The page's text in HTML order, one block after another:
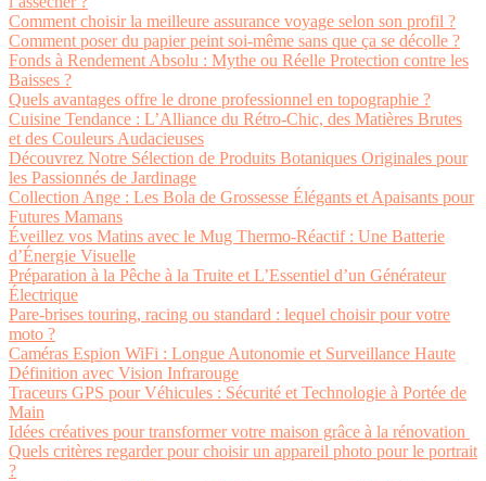
Comment choisir la meilleure assurance voyage selon son profil ?
Comment poser du papier peint soi-même sans que ça se décolle ?
Fonds à Rendement Absolu : Mythe ou Réelle Protection contre les
Baisses ?
Quels avantages offre le drone professionnel en topographie ?
Cuisine Tendance : L’Alliance du Rétro-Chic, des Matières Brutes
et des Couleurs Audacieuses
Découvrez Notre Sélection de Produits Botaniques Originales pour
les Passionnés de Jardinage
Collection Ange : Les Bola de Grossesse Élégants et Apaisants pour
Futures Mamans
Éveillez vos Matins avec le Mug Thermo-Réactif : Une Batterie
d’Énergie Visuelle
Préparation à la Pêche à la Truite et L’Essentiel d’un Générateur
Électrique
Pare-brises touring, racing ou standard : lequel choisir pour votre
moto ?
Caméras Espion WiFi : Longue Autonomie et Surveillance Haute
Définition avec Vision Infrarouge
Traceurs GPS pour Véhicules : Sécurité et Technologie à Portée de
Main
Idées créatives pour transformer votre maison grâce à la rénovation
Quels critères regarder pour choisir un appareil photo pour le portrait
?